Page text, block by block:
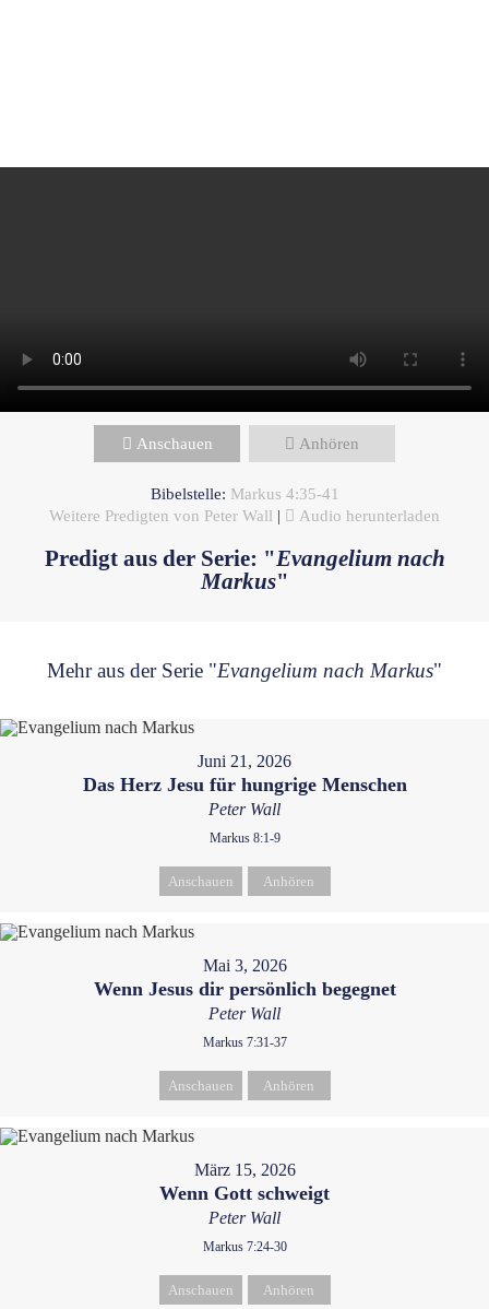
Anschauen Anhören
Bibelstelle: Markus 4:35-41
Weitere Predigten von Peter Wall | Audio herunterladen
Predigt aus der Serie: "Evangelium nach
Markus"
Mehr aus der Serie "Evangelium nach Markus"
Juni 21, 2026
Das Herz Jesu für hungrige Menschen
Peter Wall
Markus 8:1-9
Anschauen Anhören
Mai 3, 2026
Wenn Jesus dir persönlich begegnet
Peter Wall
Markus 7:31-37
Anschauen Anhören
März 15, 2026
Wenn Gott schweigt
Peter Wall
Markus 7:24-30
Anschauen Anhören